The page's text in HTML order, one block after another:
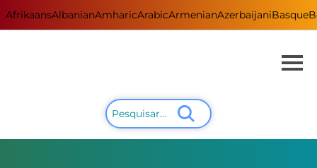
AfrikaansAlbanianAmharicArabicArmenianAzerbaijaniBasque